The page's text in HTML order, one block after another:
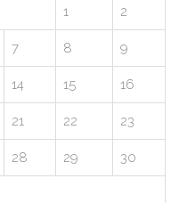
1 2
7 8 9
14 15 16
21 22 23
28 29 30